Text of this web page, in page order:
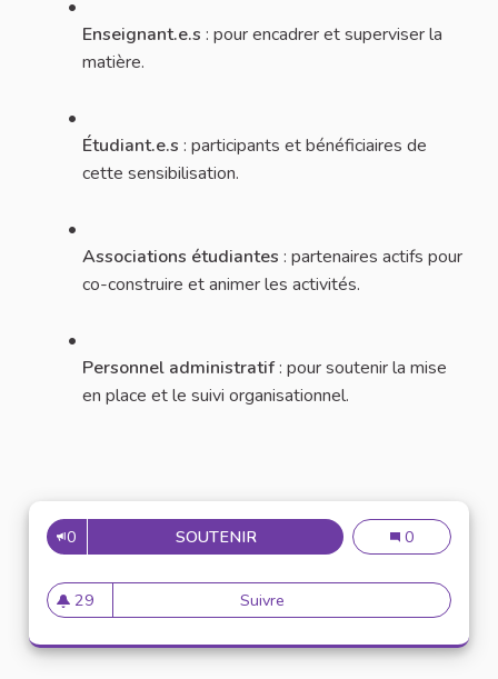
Enseignant.e.s : pour encadrer et superviser la
matière.
Étudiant.e.s : participants et bénéficiaires de
cette sensibilisation.
Associations étudiantes : partenaires actifs pour
co-construire et animer les activités.
Personnel administratif: pour soutenir la mise
en place et le suivi organisationnel.
0 SOUTENIRN°32 : CRÉER UNN°32 : Créer
0
29
29 abonnés
Suivre N°32 : Créer un